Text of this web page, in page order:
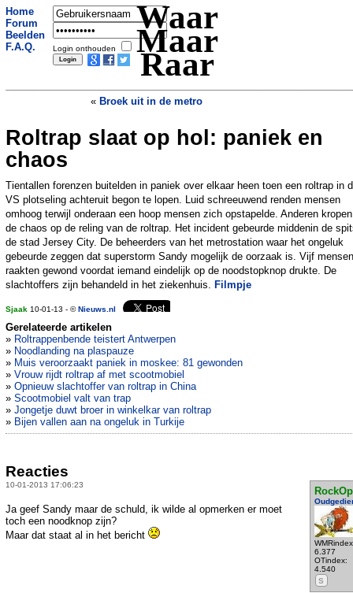
Home
Forum
Beelden
F.A.Q.
Login onthouden
Waar
Maar
Raar
« Broek uit in de metro
Misbruikte leerlinge bij dader geplaatst
»
Roltrap slaat op hol: paniek en
chaos
Tientallen forenzen buitelden in paniek over elkaar heen toen een roltrap in
VS plotseling achteruit begon te lopen. Luid schreeuwend renden mensen
omhoog terwijl onderaan een hoop mensen zich opstapelde. Anderen
de chaos op de reling van de roltrap. Het incident gebeurde middenin de
de stad Jersey City. De beheerders van het metrostation waar het ongeluk
gebeurde zeggen dat superstorm Sandy mogelijk de oorzaak is. Vijf mensen
raakten gewond voordat iemand eindelijk op de noodstopknop drukte. De
slachtoffers zijn behandeld in het ziekenhuis. Filmpje
Sjaak 10-01-13 - ©Nieuws.nl
Gerelateerde artikelen
» Roltrappenbende teistert Antwerpen
» Noodlanding na plaspauze
» Muis veroorzaakt paniek in moskee: 81 gewonden
» Vrouw rijdt roltrap af met scootmobiel
» Opnieuw slachtoffer van roltrap in China
» Scootmobiel valt van trap
» Jongetje duwt broer in winkelkar van roltrap
» Bijen vallen aan na ongeluk in Turkije
Reacties
10-01-2013 17:06:23
6.377
OTindex:
4.540
S
Ja geef Sandy maar de schuld, ik wilde al opmerken er moet
toch een noodknop zijn?
Maar dat staat al in het bericht